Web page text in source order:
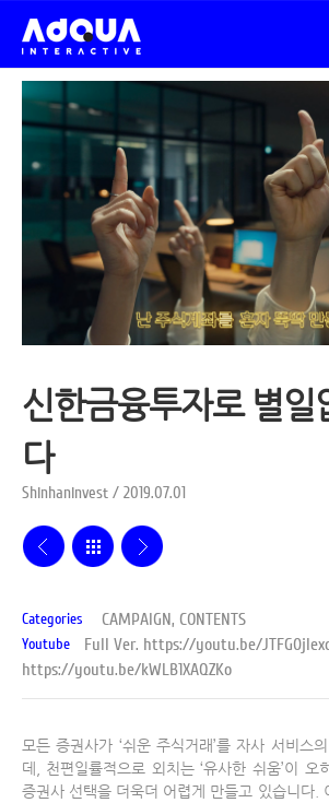
신한금융투자로 별일
다
Shinhaninvest / 2019.07.01
Categories CAMPAIGN, CONTENTS
Youtube Full Ver. https://youtu.be/
https://youtu.be/kWLB1XAQZKo
모든 증권사가 ‘쉬운 주식거래’를 자사 서비스
데, 천편일률적으로 외치는 ‘유사한 쉬움’이
증권사 선택을 더욱더 어렵게 만들고 있습니다.